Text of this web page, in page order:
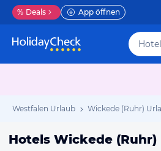
% Deals App öffnen
Westfalen Urlaub Wickede (Ruhr)
Hotels Wickede (Ruhr)